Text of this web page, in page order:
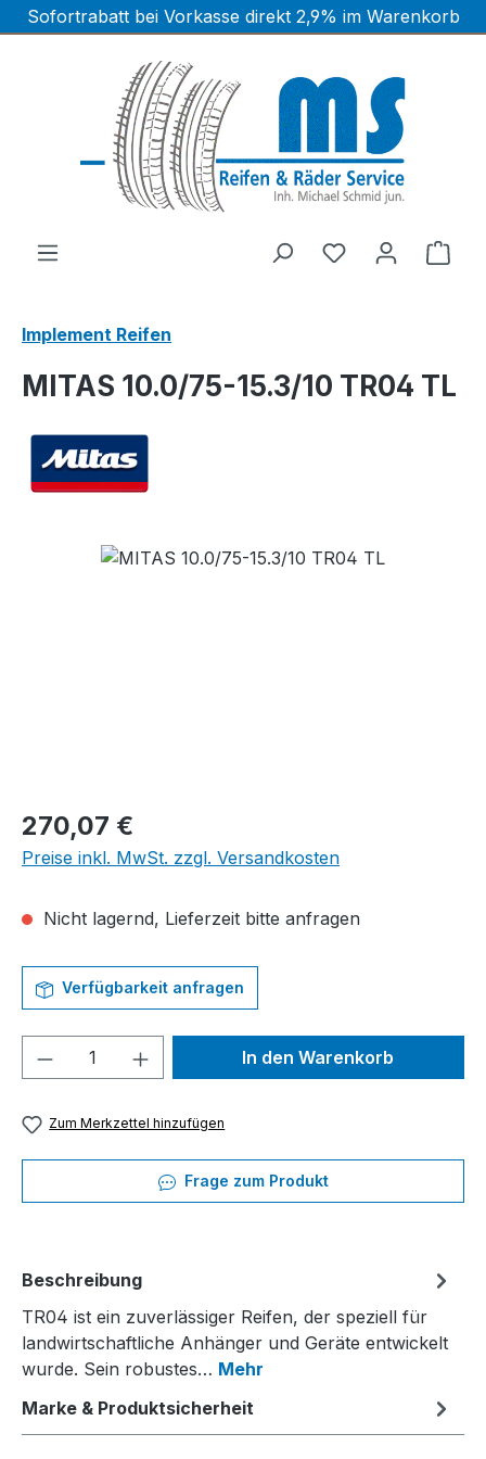
Zum Hauptinhalt springen
Sofortrabatt bei Vorkasse direkt 2,9% im Warenkorb
Implement Reifen
MITAS 10.0/75-15.3/10 TR04 TL
Bildergalerie überspringen
Regulärer Preis:
270,07 €
Preise inkl. MwSt. zzgl. Versandkosten
Nicht lagernd, Lieferzeit bitte anfragen
Verfügbarkeit anfragen
Produkt Anzahl: Gib denIn den Warenkorb
Zum Merkzettel hinzufügen
Frage zum Produkt
Beschreibung
TR04 ist ein zuverlässiger Reifen, der speziell für
landwirtschaftliche Anhänger und Geräte entwickelt
wurde. Sein robustes… Mehr
Marke & Produktsicherheit